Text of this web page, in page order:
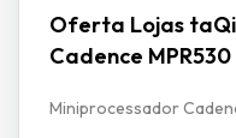
Oferta Lojas
Cadence
Miniprocessador